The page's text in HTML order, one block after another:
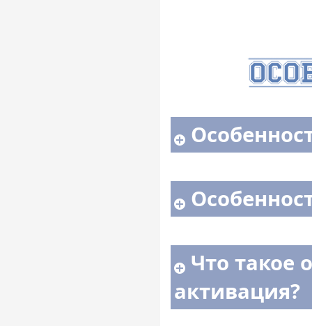
Что такое
активация?